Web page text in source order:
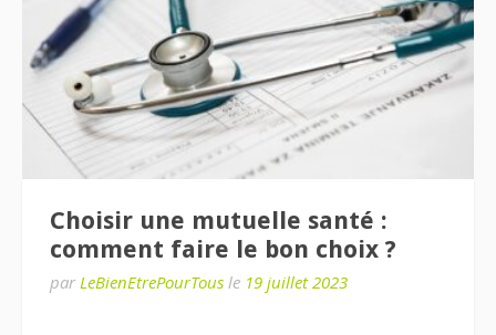
Choisir une mutuelle santé :
comment faire le bon choix ?
par LeBienEtrePourTous le 19 juillet 2023